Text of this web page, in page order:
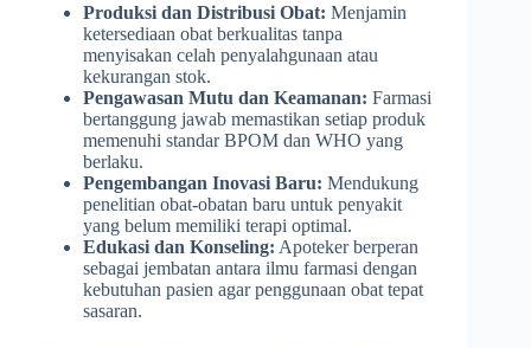
Produksi dan Distribusi Obat: Menjamin
ketersediaan obat berkualitas tanpa
menyisakan celah penyalahgunaan atau
kekurangan stok.
Pengawasan Mutu dan Keamanan: Farmasi
bertanggung jawab memastikan setiap produk
memenuhi standar BPOM dan WHO yang
berlaku.
Pengembangan Inovasi Baru: Mendukung
penelitian obat-obatan baru untuk penyakit
yang belum memiliki terapi optimal.
Edukasi dan Konseling: Apoteker berperan
sebagai jembatan antara ilmu farmasi dengan
kebutuhan pasien agar penggunaan obat tepat
sasaran.